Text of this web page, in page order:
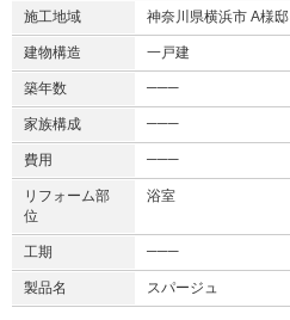
施工地域 神奈川県横浜市 A様邸
建物構造 一戸建
築年数 ───
家族構成 ───
費用 ───
リフォーム部
位
浴室
工期 ───
製品名 スパージュ